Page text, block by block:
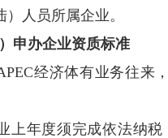
）人员所属企业。
申办企业资质标准
经济体有业务往来
上年度须完成依法纳税